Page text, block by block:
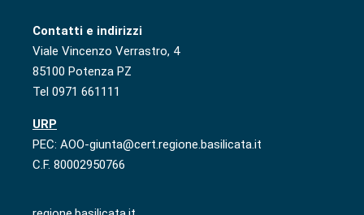
Contatti e indirizzi
Viale Vincenzo Verrastro, 4
85100 Potenza PZ
Tel 0971 661111
URP
PEC: AOO-giunta@cert.regione.basilicata.it
C.F. 80002950766